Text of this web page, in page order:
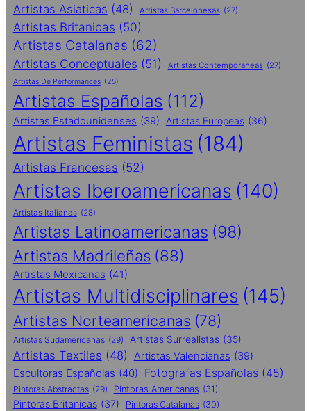
Artistas Asiaticas (48) Artistas Barcelonesas (27)
Artistas Britanicas (50)
Artistas Catalanas (62)
Artistas Conceptuales (51) Artistas Contemporaneas (27)
Artistas De Performances (25)
Artistas Españolas (112)
Artistas Estadounidenses (39) Artistas Europeas (36)
Artistas Feministas (184)
Artistas Francesas (52)
Artistas Iberoamericanas (140)
Artistas Italianas (28)
Artistas Latinoamericanas (98)
Artistas Madrileñas (88)
Artistas Mexicanas (41)
Artistas Multidisciplinares (145)
Artistas Norteamericanas (78)
Artistas Sudamericanas (29) Artistas Surrealistas (35)
Artistas Textiles (48) Artistas Valencianas (39)
Escultoras Españolas (40) Fotografas Españolas (45)
Pintoras Abstractas (29) Pintoras Americanas (31)
Pintoras Britanicas (37) Pintoras Catalanas (30)